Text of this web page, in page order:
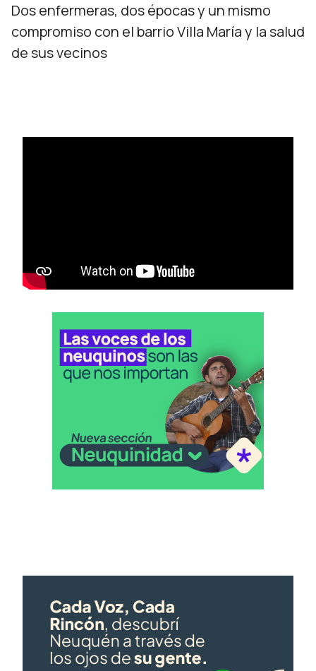
Dos enfermeras, dos épocas y un mismo
compromiso con el barrio Villa María y la salud
de sus vecinos